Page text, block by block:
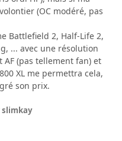
(OC modéré, pas
Battlefield 2, Half-Life 2,
... avec une résolution
AF (pas tellement fan) et
XL me permettra cela,
son prix.
slimkay